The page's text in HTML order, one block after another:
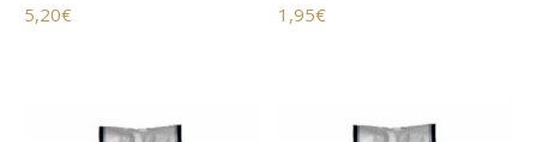
5,20€ 1,95€